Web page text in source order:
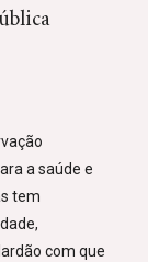
a saúde e
tem
com que